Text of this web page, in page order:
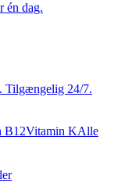
én dag.
Tilgængelig 24/7.
B12Vitamin KAlle